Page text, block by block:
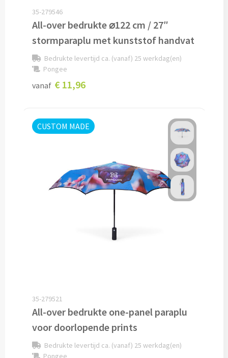
Custom made
Custom made kleding
Custom made caps
Custom made bandana's
Custom made mutsen & sjaals
Bandana's & Hoofdbanden bedrukken
Wintersets bedrukken
Handschoenen bedrukken
35-279546
All-over bedrukte ⌀122 cm / 27″
stormparaplu met kunststof handvat
Bedrukte levertijd ca. (vanaf) 25 werkdag(en)
Pongee
vanaf € 11,96
CUSTOM MADE
35-279521
All-over bedrukte one-panel paraplu
voor doorlopende prints
Bedrukte levertijd ca. (vanaf) 25 werkdag(en)
Pongee